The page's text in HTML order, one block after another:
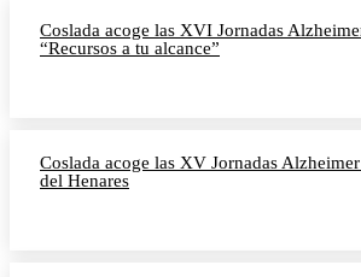
Coslada acoge las XVI Jornadas
“Recursos a tu alcance”
Coslada acoge las XV Jornadas
del Henares